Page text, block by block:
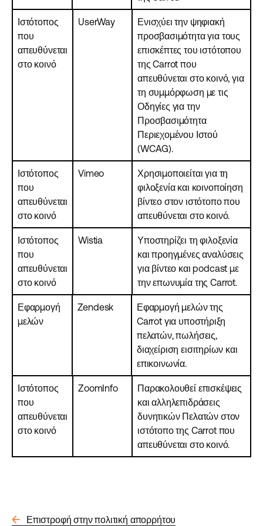
Ιστότοπος
που
απευθύνεται
στο κοινό
UserWay
Ενισχύει την ψηφιακή
προσβασιμότητα για τους
επισκέπτες του ιστότοπου
της Carrot που
απευθύνεται στο κοινό, για
τη συμμόρφωση με τις
Οδηγίες για την
Προσβασιμότητα
Περιεχομένου Ιστού
(WCAG).
Ιστότοπος
που
απευθύνεται
στο κοινό
Vimeo
Χρησιμοποιείται για τη
φιλοξενία και κοινοποίηση
βίντεο στον ιστότοπο που
απευθύνεται στο κοινό.
Ιστότοπος
που
απευθύνεται
στο κοινό
Wistia
Υποστηρίζει τη φιλοξενία
και προηγμένες αναλύσεις
για βίντεο και podcast με
την επωνυμία της Carrot.
Εφαρμογή
μελών
Zendesk
Εφαρμογή μελών της
Carrot για υποστήριξη
πελατών, πωλήσεις,
διαχείριση εισιτηρίων και
επικοινωνία.
Ιστότοπος
που
απευθύνεται
στο κοινό
ZoomInfo
Παρακολουθεί επισκέψεις
και αλληλεπιδράσεις
δυνητικών Πελατών στον
ιστότοπο της Carrot που
απευθύνεται στο κοινό.
arrow_back Επιστροφή στην πολιτική απορρήτου